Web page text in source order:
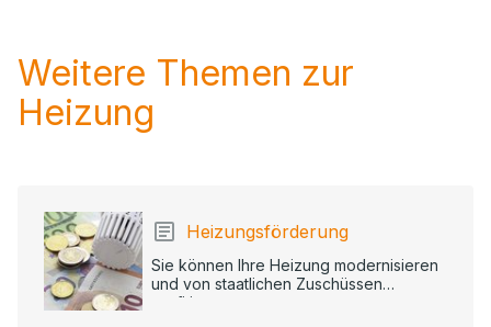
Weitere Themen zur
Heizung
Heizungsförderung
Sie können Ihre Heizung modernisieren
und von staatlichen Zuschüssen
profitieren.